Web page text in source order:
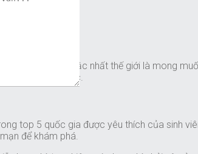
dục chất lượng bậc nhất thế giới là mong
riêng về giáo dục.
top 5 quốc gia được yêu thích của sinh
để khám phá.